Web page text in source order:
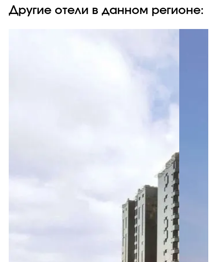
Другие отели в данном регионе: